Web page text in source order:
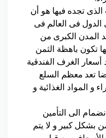
تجده فيها هو أن
الدول فى العالم فى
المدن الكبرى من
تكون باهظة الثمن
الغرف الفندقية
تعد معظم السلع
و المواد الغذائية و
الى التأمين
بشكل كبير و لا يتم